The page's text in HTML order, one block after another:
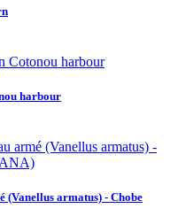
harbour
(Vanellus armatus) - Chobe